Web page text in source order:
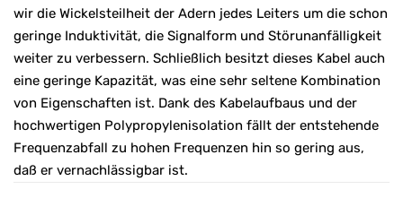
wir die Wickelsteilheit der Adern jedes Leiters um die schon
geringe Induktivität, die Signalform und Störunanfälligkeit
weiter zu verbessern. Schließlich besitzt dieses Kabel auch
eine geringe Kapazität, was eine sehr seltene Kombination
von Eigenschaften ist. Dank des Kabelaufbaus und der
hochwertigen Polypropylenisolation fällt der entstehende
Frequenzabfall zu hohen Frequenzen hin so gering aus,
daß er vernachlässigbar ist.